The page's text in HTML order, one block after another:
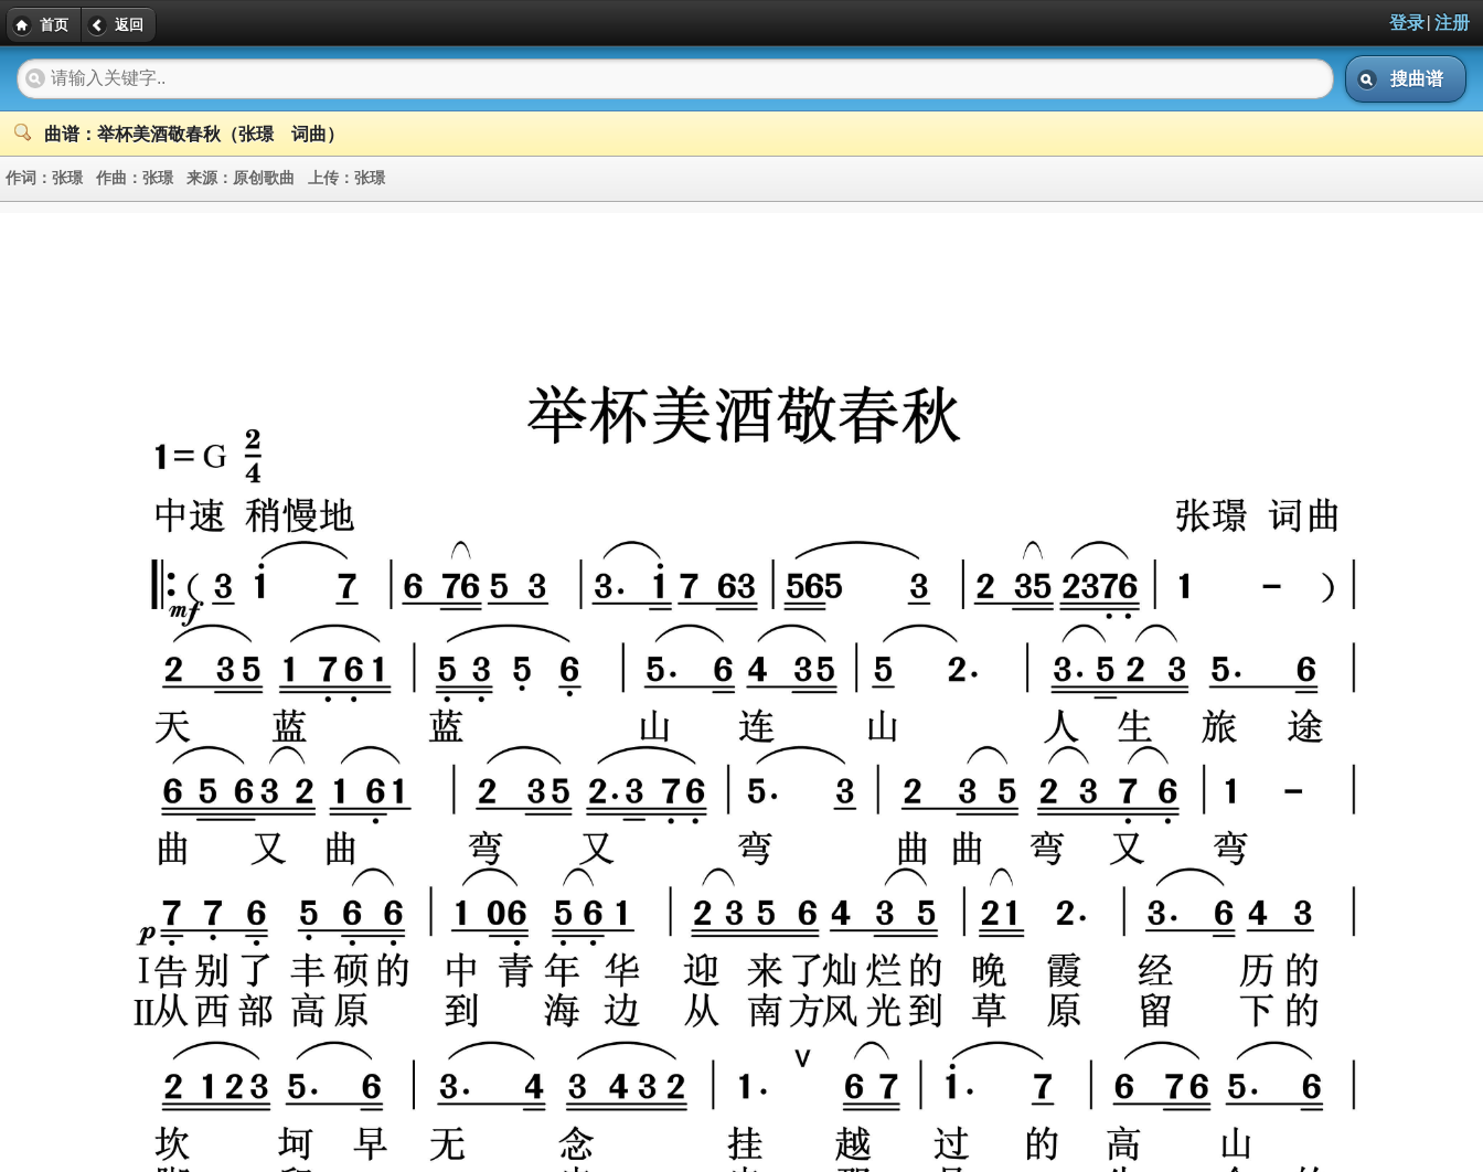
首页 返回 登录| 注册
搜曲谱
曲谱：举杯美酒敬春秋（张璟 词曲）
作词： 张璟 作曲： 张璟 来源： 原创歌曲 上传： 张璟